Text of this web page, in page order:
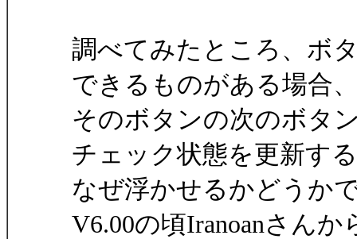
調べてみたところ、ボ
できるものがある場合
そのボタンの次のボタ
チェック状態を更新す
なぜ浮かせるかどうか
V6.00の頃Iranoanさん